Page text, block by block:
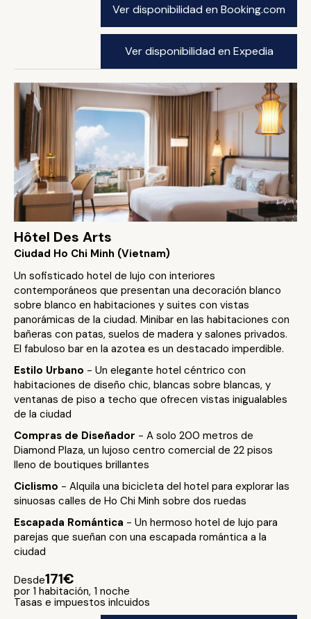
Ver disponibilidad en Booking.com
Ver disponibilidad en Expedia
Hôtel Des Arts
Ciudad Ho Chi Minh (Vietnam)
Un sofisticado hotel de lujo con interiores
contemporáneos que presentan una decoración blanco
sobre blanco en habitaciones y suites con vistas
panorámicas de la ciudad. Minibar en las habitaciones con
bañeras con patas, suelos de madera y salones privados.
El fabuloso bar en la azotea es un destacado imperdible.
Estilo Urbano - Un elegante hotel céntrico con
habitaciones de diseño chic, blancas sobre blancas, y
ventanas de piso a techo que ofrecen vistas inigualables
de la ciudad
Compras de Diseñador - A solo 200 metros de
Diamond Plaza, un lujoso centro comercial de 22 pisos
lleno de boutiques brillantes
Ciclismo - Alquila una bicicleta del hotel para explorar las
sinuosas calles de Ho Chi Minh sobre dos ruedas
Escapada Romántica - Un hermoso hotel de lujo para
parejas que sueñan con una escapada romántica a la
ciudad
Desde171€
por 1 habitación, 1 noche
Tasas e impuestos inlcuidos